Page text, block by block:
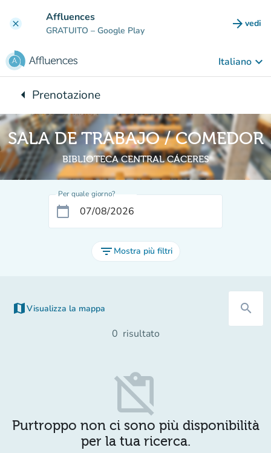
clear Affluences
GRATUITO – Google Play arrow_forward vedi
Italiano keyboard_arrow_down
arrow_leftTorna a:
Prenotazione
SALA DE TRABAJO / COMEDOR
BIBLIOTECA CENTRAL CÁCERES
Per quale giorno?
calendar_today
filter_list Mostra più filtri
map Visualizza la mappa
(nuova scheda) search
0 risultato
content_paste_off
Purtroppo non ci sono più disponibilità
per la tua ricerca.